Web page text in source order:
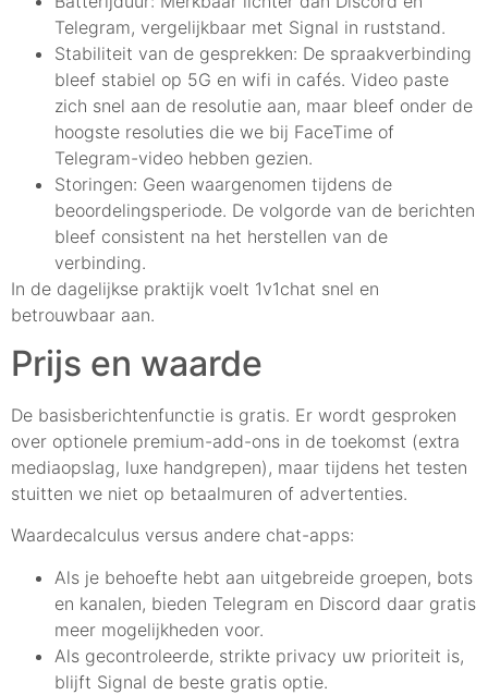
Telegram, vergelijkbaar met Signal in ruststand.
Stabiliteit van de gesprekken: De spraakverbinding
bleef stabiel op 5G en wifi in cafés. Video paste
zich snel aan de resolutie aan, maar bleef onder de
hoogste resoluties die we bij FaceTime of
Telegram-video hebben gezien.
Storingen: Geen waargenomen tijdens de
beoordelingsperiode. De volgorde van de berichten
bleef consistent na het herstellen van de
verbinding.
In de dagelijkse praktijk voelt 1v1chat snel en
betrouwbaar aan.
Prijs en waarde
De basisberichtenfunctie is gratis. Er wordt gesproken
over optionele premium-add-ons in de toekomst (extra
mediaopslag, luxe handgrepen), maar tijdens het testen
stuitten we niet op betaalmuren of advertenties.
Waardecalculus versus andere chat-apps:
Als je behoefte hebt aan uitgebreide groepen, bots
en kanalen, bieden Telegram en Discord daar gratis
meer mogelijkheden voor.
Als gecontroleerde, strikte privacy uw prioriteit is,
blijft Signal de beste gratis optie.